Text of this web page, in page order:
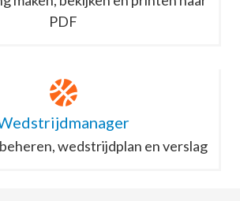
PDF
wedstrijdplan en verslag